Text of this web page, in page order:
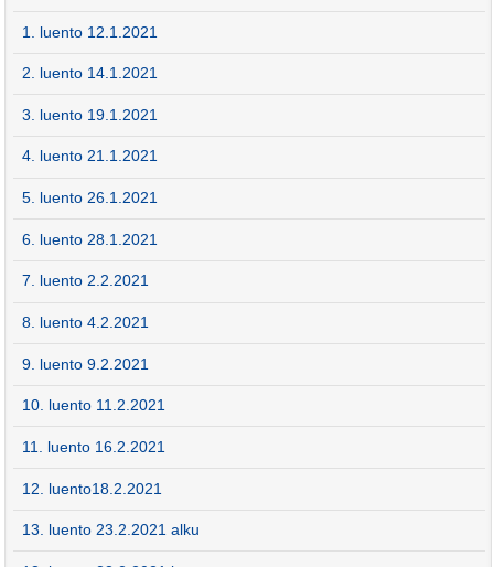
1. luento 12.1.2021
2. luento 14.1.2021
3. luento 19.1.2021
4. luento 21.1.2021
5. luento 26.1.2021
6. luento 28.1.2021
7. luento 2.2.2021
8. luento 4.2.2021
9. luento 9.2.2021
10. luento 11.2.2021
11. luento 16.2.2021
12. luento18.2.2021
13. luento 23.2.2021 alku